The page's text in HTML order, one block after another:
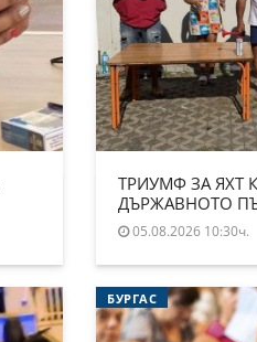
ТРИУМФ ЗА ЯХТ
ДЪРЖАВНОТО
05.08.2026 10:30ч.
БУРГАС